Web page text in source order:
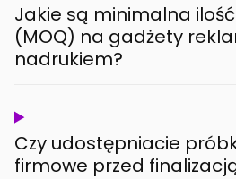
Jakie są minimalna
(MOQ) na gadżety
nadrukiem?
Czy udostępniacie
firmowe przed